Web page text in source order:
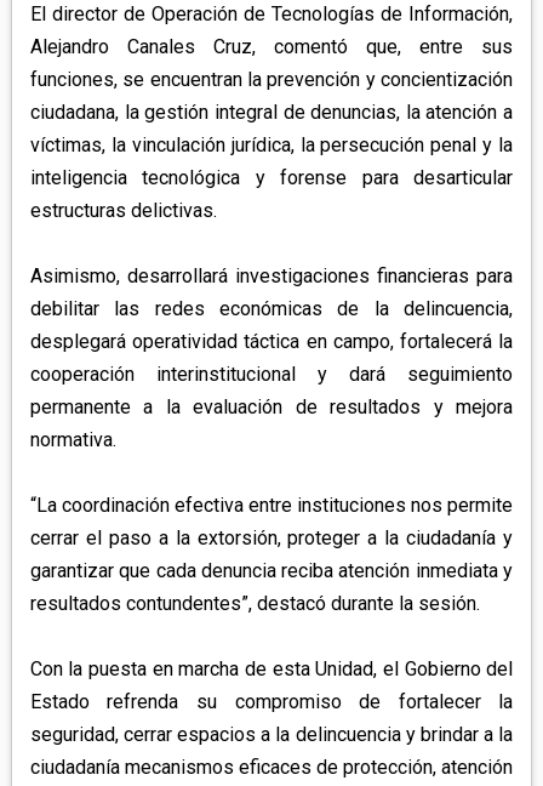
El director de Operación de Tecnologías de Información,
Alejandro Canales Cruz, comentó que, entre sus
funciones, se encuentran la prevención y concientización
ciudadana, la gestión integral de denuncias, la atención a
víctimas, la vinculación jurídica, la persecución penal y la
inteligencia tecnológica y forense para desarticular
estructuras delictivas.
Asimismo, desarrollará investigaciones financieras para
debilitar las redes económicas de la delincuencia,
desplegará operatividad táctica en campo, fortalecerá la
cooperación interinstitucional y dará seguimiento
permanente a la evaluación de resultados y mejora
normativa.
“La coordinación efectiva entre instituciones nos permite
cerrar el paso a la extorsión, proteger a la ciudadanía y
garantizar que cada denuncia reciba atención inmediata y
resultados contundentes”, destacó durante la sesión.
Con la puesta en marcha de esta Unidad, el Gobierno del
Estado refrenda su compromiso de fortalecer la
seguridad, cerrar espacios a la delincuencia y brindar a la
ciudadanía mecanismos eficaces de protección, atención